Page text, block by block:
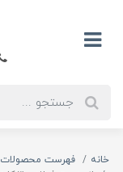
خانه
فهرست محصولات